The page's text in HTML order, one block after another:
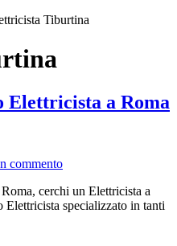
Tiburtina
Elettricista a Roma
commento
cerchi un Elettricista a
Elettricista specializzato in tanti